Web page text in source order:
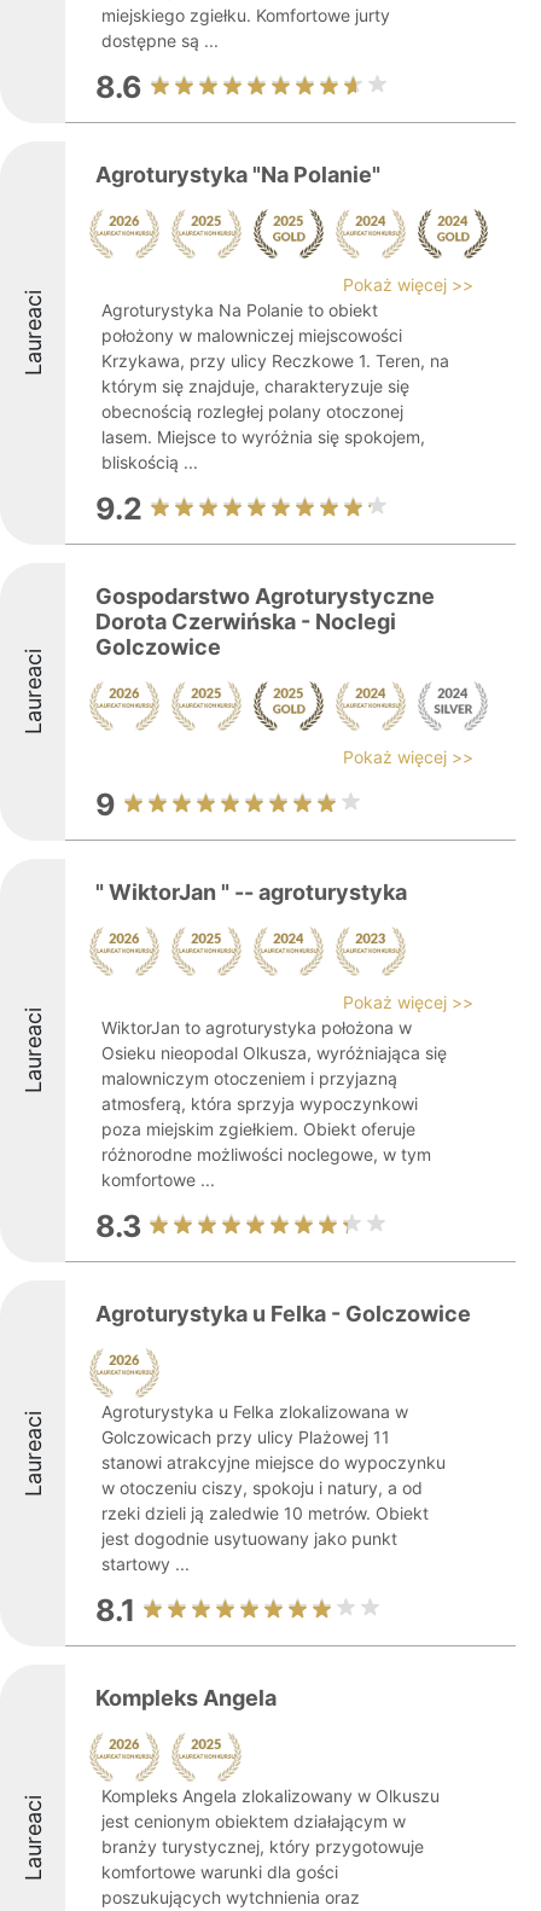
miejskiego zgiełku. Komfortowe jurty
dostępne są ...
8.6
Laureaci
Agroturystyka "Na Polanie"
Pokaż więcej >>
Agroturystyka Na Polanie to obiekt
położony w malowniczej miejscowości
Krzykawa, przy ulicy Reczkowe 1. Teren, na
którym się znajduje, charakteryzuje się
obecnością rozległej polany otoczonej
lasem. Miejsce to wyróżnia się spokojem,
bliskością ...
9.2
Laureaci
Gospodarstwo Agroturystyczne
Dorota Czerwińska - Noclegi
Golczowice
Pokaż więcej >>
9
Laureaci
" WiktorJan " -- agroturystyka
Pokaż więcej >>
WiktorJan to agroturystyka położona w
Osieku nieopodal Olkusza, wyróżniająca się
malowniczym otoczeniem i przyjazną
atmosferą, która sprzyja wypoczynkowi
poza miejskim zgiełkiem. Obiekt oferuje
różnorodne możliwości noclegowe, w tym
komfortowe ...
8.3
Laureaci
Agroturystyka u Felka - Golczowice
Agroturystyka u Felka zlokalizowana w
Golczowicach przy ulicy Plażowej 11
stanowi atrakcyjne miejsce do wypoczynku
w otoczeniu ciszy, spokoju i natury, a od
rzeki dzieli ją zaledwie 10 metrów. Obiekt
jest dogodnie usytuowany jako punkt
startowy ...
8.1
Laureaci
Kompleks Angela
Kompleks Angela zlokalizowany w Olkuszu
jest cenionym obiektem działającym w
branży turystycznej, który przygotowuje
komfortowe warunki dla gości
poszukujących wytchnienia oraz